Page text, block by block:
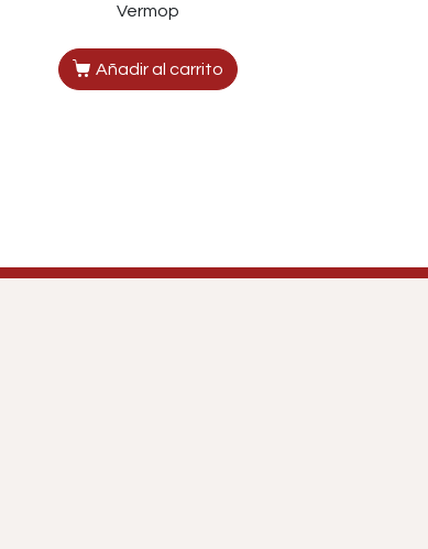
Vermop
Añadir al carrito